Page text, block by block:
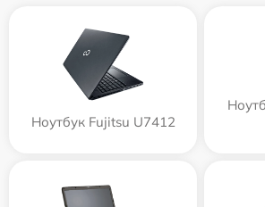
Ноутбук Fujitsu U7412